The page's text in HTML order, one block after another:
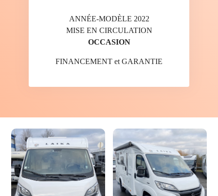
ANNÉE-MODÈLE 2022
MISE EN CIRCULATION
OCCASION
FINANCEMENT et GARANTIE